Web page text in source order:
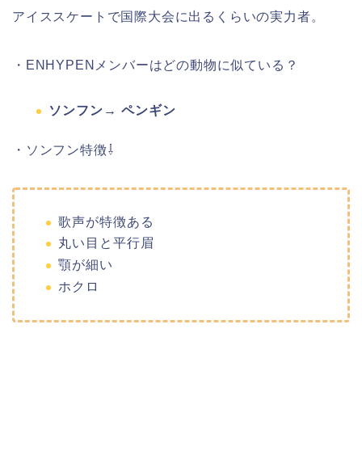
アイススケートで国際大会に出るくらいの実力者。
・ENHYPENメンバーはどの動物に似ている？
ソンフン→ ペンギン
・ソンフン特徴⇩
歌声が特徴ある
丸い目と平行眉
顎が細い
ホクロ